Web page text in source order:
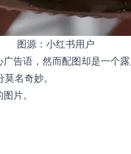
图源：小红书用户
告语，然而配图却是一个
名奇妙。
片。